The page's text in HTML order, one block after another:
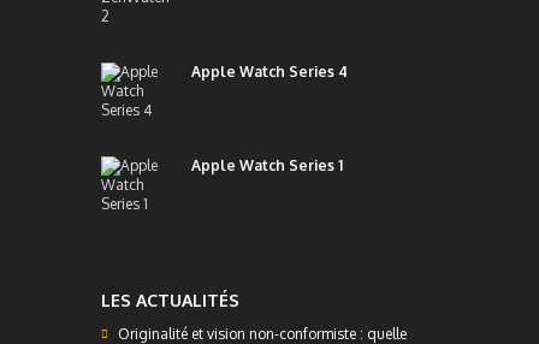
Apple Watch Series 4
Apple Watch Series 1
LES ACTUALITÉS
Originalité et vision non-conformiste : quelle